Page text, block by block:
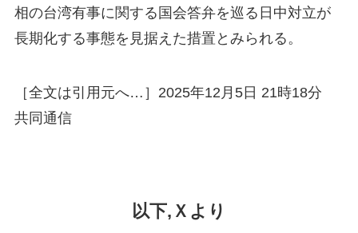
相の台湾有事に関する国会答弁を巡る日中対立が
長期化する事態を見据えた措置とみられる。
［全文は引用元へ…］2025年12月5日 21時18分
共同通信
以下,Ｘより